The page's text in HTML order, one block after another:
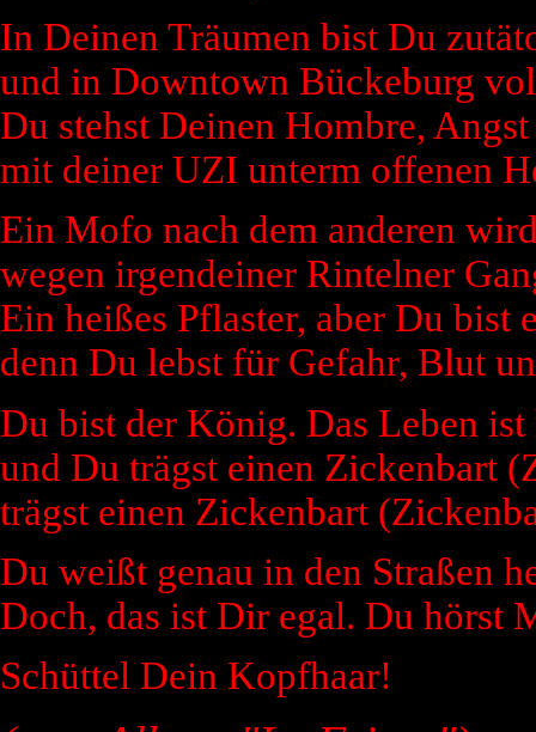
In Deinen Träumen bist Du
und in Downtown Bückeburg
Du stehst Deinen Hombre,
mit deiner UZI unterm offenen
Ein Mofo nach dem anderen
wegen irgendeiner Rintelner
Ein heißes Pflaster, aber Du bist
denn Du lebst für Gefahr, Blut
Du bist der König. Das Leben ist
und Du trägst einen Zickenbart
trägst einen Zickenbart
Du weißt genau in den Straßen
Doch, das ist Dir egal. Du hörst
Schüttel Dein Kopfhaar!